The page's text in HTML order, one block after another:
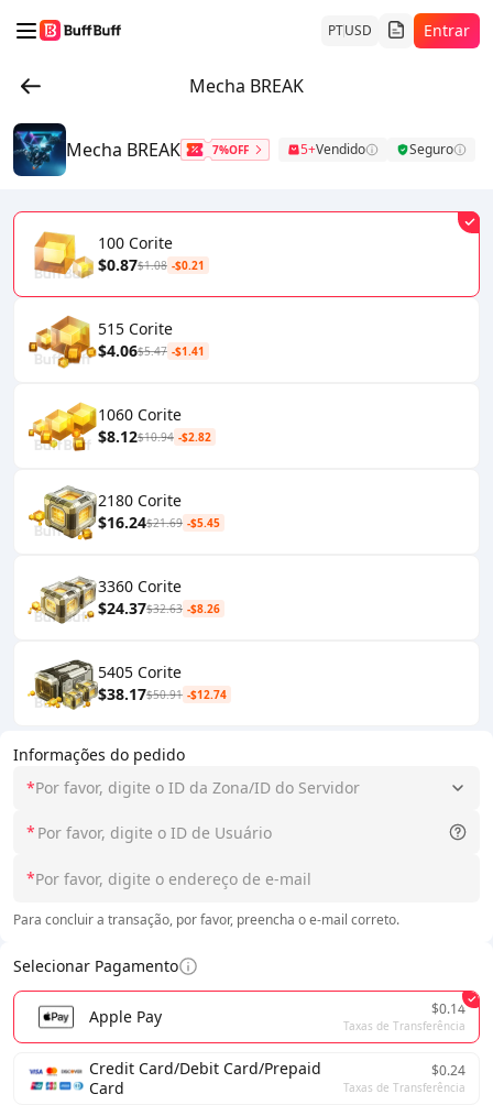
PTUSD Entrar
Mecha BREAK
Informações do pedido
*Por favor, digite o ID da Zona/ID do Servidor
*
*
Para concluir a transação, por favor, preencha o e-mail correto.
Selecionar Pagamento
Apple Pay $0.14
Taxas de Transferência
Credit Card/Debit Card/Prepaid
Card
$0.24
Taxas de Transferência
Mecha BREAK 7%OFF 5+Vendido Seguro
100 Corite
$0.87$1.08 -$0.21
515 Corite
$4.06$5.47 -$1.41
1060 Corite
$8.12$10.94 -$2.82
2180 Corite
$16.24$21.69 -$5.45
3360 Corite
$24.37$32.63 -$8.26
5405 Corite
$38.17$50.91 -$12.74